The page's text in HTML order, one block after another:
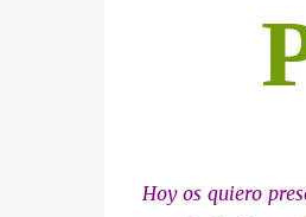
Hoy os quiero